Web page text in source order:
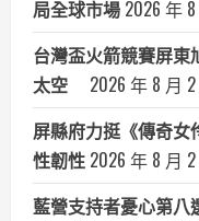
局全球市場 2026 年
台灣盃火箭競賽屏東
太空
2026 年 8 月
屏縣府力挺《傳奇女
性韌性 2026 年 8 月
藍營支持者憂心第